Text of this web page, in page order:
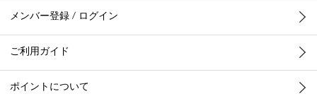
メンバー登録 / ログイン
ご利用ガイド
ポイントについて